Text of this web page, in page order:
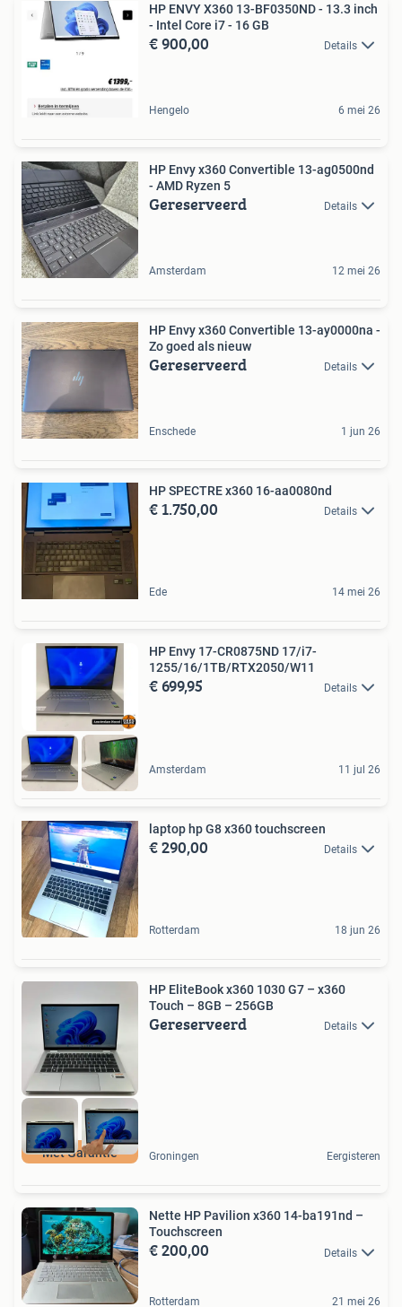
HP ENVY X360 13-BF0350ND - 13.3 inch
- Intel Core i7 - 16 GB
€ 900,00 Details
Hengelo 6 mei 26
HP Envy x360 Convertible 13-ag0500nd
- AMD Ryzen 5
Gereserveerd Details
Amsterdam 12 mei 26
HP Envy x360 Convertible 13-ay0000na -
Zo goed als nieuw
Gereserveerd Details
Enschede 1 jun 26
HP SPECTRE x360 16-aa0080nd
€ 1.750,00 Details
Ede 14 mei 26
HP Envy 17-CR0875ND 17/i7-
1255/16/1TB/RTX2050/W11
€ 699,95 Details
Amsterdam 11 jul 26
laptop hp G8 x360 touchscreen
€ 290,00 Details
Rotterdam 18 jun 26
Met Garantie
HP EliteBook x360 1030 G7 – x360
Touch – 8GB – 256GB
Gereserveerd Details
Groningen Eergisteren
Nette HP Pavilion x360 14-ba191nd –
Touchscreen
€ 200,00 Details
Rotterdam 21 mei 26